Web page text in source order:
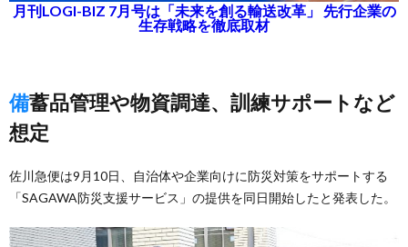
月刊LOGI-BIZ 7月号は「未来を創る輸送改革」 先行企業の
生存戦略を徹底取材
備蓄品管理や物資調達、訓練サポートなど
想定
佐川急便は9月10日、自治体や企業向けに防災対策をサポートする
「SAGAWA防災支援サービス」の提供を同日開始したと発表した。